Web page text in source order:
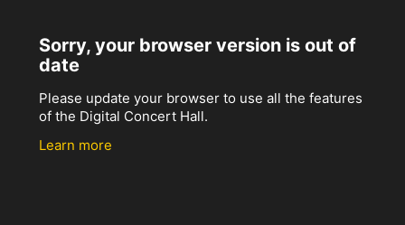
Sorry, your browser version is out of
date
Please update your browser to use all the features
of the Digital Concert Hall.
Learn more